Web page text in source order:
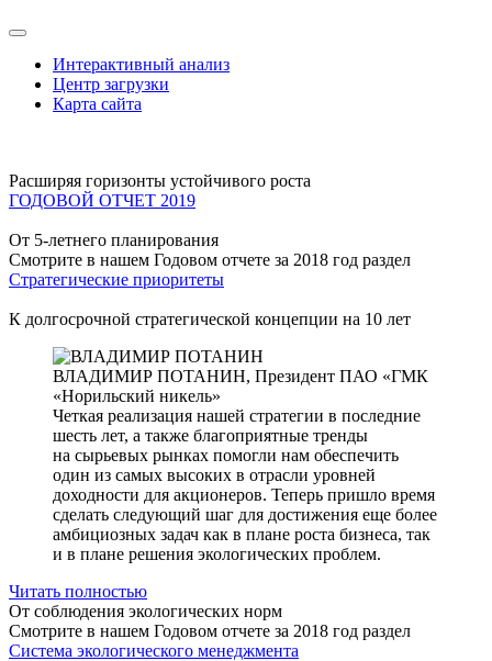
Интерактивный анализ
Центр загрузки
Карта сайта
Расширяя горизонты устойчивого роста
ГОДОВОЙ ОТЧЕТ 2019
От 5-летнего планирования
Смотрите в нашем Годовом отчете за 2018 год раздел
Стратегические приоритеты
К долгосрочной стратегической концепции на 10 лет
ВЛАДИМИР ПОТАНИН, Президент ПАО «ГМК
«Норильский никель»
Четкая реализация нашей стратегии в последние
шесть лет, а также благоприятные тренды
на сырьевых рынках помогли нам обеспечить
один из самых высоких в отрасли уровней
доходности для акционеров. Теперь пришло время
сделать следующий шаг для достижения еще более
амбициозных задач как в плане роста бизнеса, так
и в плане решения экологических проблем.
Читать полностью
От соблюдения экологических норм
Смотрите в нашем Годовом отчете за 2018 год раздел
Система экологического менеджмента